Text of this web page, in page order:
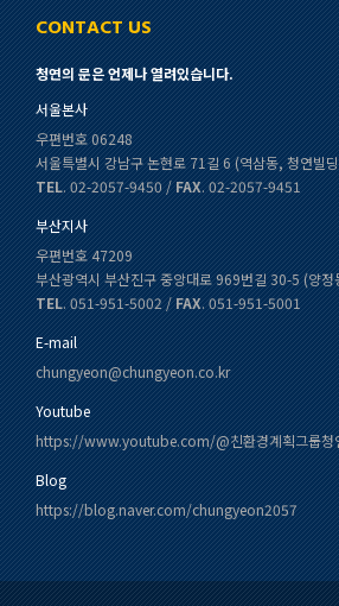
CONTACT US
청연의 문은 언제나 열려있습니다.
서울본사
우편번호 06248
서울특별시 강남구 논현로 71길 6 (역삼동, 청연빌
TEL. 02-2057-9450 /FAX. 02-2057-9451
부산지사
우편번호 47209
부산광역시 부산진구 중앙대로 969번길 30-5 (양정
TEL. 051-951-5002 /FAX. 051-951-5001
E-mail
chungyeon@chungyeon.co.kr
Youtube
https://www.youtube.com/@친환경계획그룹청
Blog
https://blog.naver.com/chungyeon2057